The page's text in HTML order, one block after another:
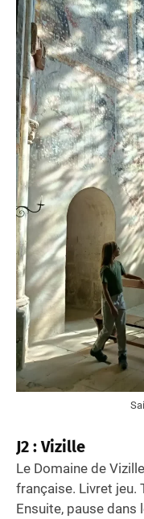
J2 : Vizille
Le Domaine de
française. Livret jeu.
Ensuite, pause dans